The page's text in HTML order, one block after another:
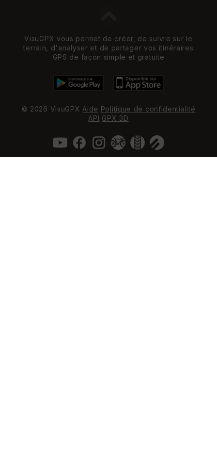
VisuGPX vous permet de créer, de suivre sur le
terrain, d'analyser et de partager vos itinéraires
GPS de façon simple et gratuite
© 2026 VisuGPX Aide Politique de confidentialité
API GPX 3D